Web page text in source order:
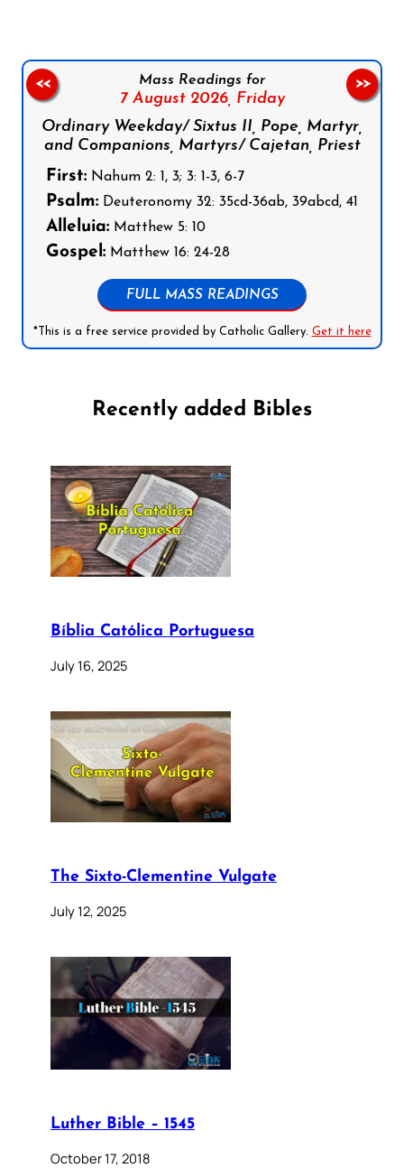
Mass Readings for
7 August 2026, Friday
Ordinary Weekday/ Sixtus II, Pope, Martyr,
and Companions, Martyrs/ Cajetan, Priest
First: Nahum 2: 1, 3; 3: 1-3, 6-7
Psalm: Deuteronomy 32: 35cd-36ab, 39abcd, 41
Alleluia: Matthew 5: 10
Gospel: Matthew 16: 24-28
FULL MASS READINGS
*This is a free service provided by Catholic Gallery. Get it here
<< >>
Recently added Bibles
Bíblia Católica Portuguesa
July 16, 2025
The Sixto-Clementine Vulgate
July 12, 2025
Luther Bible – 1545
October 17, 2018